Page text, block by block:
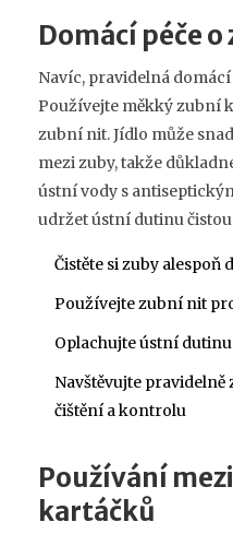
Domácí péče o
Navíc, pravidelná domácí
Používejte měkký zubní
zubní nit. Jídlo může
mezi zuby, takže
ústní vody s
udržet ústní dutinu
Čistěte si zuby alespoň
Používejte zubní nit
Oplachujte ústní
Navštěvujte
čištění a kontrolu
Používání
kartáčků